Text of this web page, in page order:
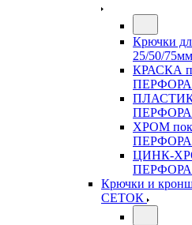
Крючки
25/50/75мм
КРАСКА
ХРОМ
ЦИНК-
Крючки и
СЕТОК